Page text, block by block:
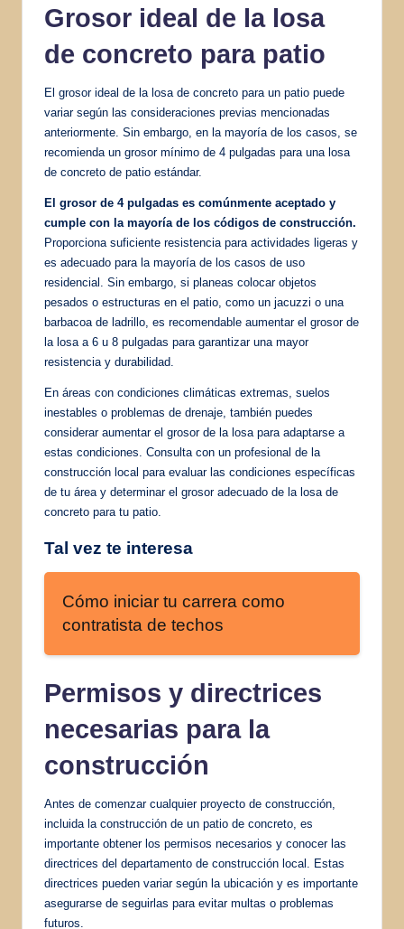
Grosor ideal de la losa
de concreto para patio
El grosor ideal de la losa de concreto para un patio puede
variar según las consideraciones previas mencionadas
anteriormente. Sin embargo, en la mayoría de los casos, se
recomienda un grosor mínimo de 4 pulgadas para una losa
de concreto de patio estándar.
El grosor de 4 pulgadas es comúnmente aceptado y
cumple con la mayoría de los códigos de construcción.
Proporciona suficiente resistencia para actividades ligeras y
es adecuado para la mayoría de los casos de uso
residencial. Sin embargo, si planeas colocar objetos
pesados o estructuras en el patio, como un jacuzzi o una
barbacoa de ladrillo, es recomendable aumentar el grosor de
la losa a 6 u 8 pulgadas para garantizar una mayor
resistencia y durabilidad.
En áreas con condiciones climáticas extremas, suelos
inestables o problemas de drenaje, también puedes
considerar aumentar el grosor de la losa para adaptarse a
estas condiciones. Consulta con un profesional de la
construcción local para evaluar las condiciones específicas
de tu área y determinar el grosor adecuado de la losa de
concreto para tu patio.
Tal vez te interesa
Cómo iniciar tu carrera como
contratista de techos
Permisos y directrices
necesarias para la
construcción
Antes de comenzar cualquier proyecto de construcción,
incluida la construcción de un patio de concreto, es
importante obtener los permisos necesarios y conocer las
directrices del departamento de construcción local. Estas
directrices pueden variar según la ubicación y es importante
asegurarse de seguirlas para evitar multas o problemas
futuros.